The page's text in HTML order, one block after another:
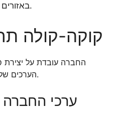
באזורים שונים ברחבי העולם.
קוקה-קולה
החברה עובדת על יצירת
הערכים שלה מעצבים כל צד בפעולותיה.
ערכי